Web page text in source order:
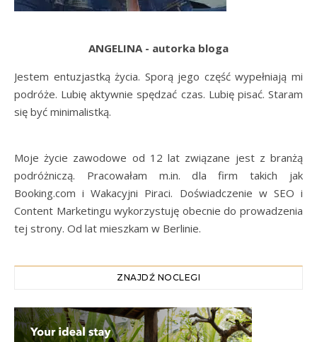
ANGELINA - autorka bloga
Jestem entuzjastką życia. Sporą jego część wypełniają mi
podróże. Lubię aktywnie spędzać czas. Lubię pisać. Staram
się być minimalistką.
Moje życie zawodowe od 12 lat związane jest z branżą
podróżniczą. Pracowałam m.in. dla firm takich jak
Booking.com i Wakacyjni Piraci. Doświadczenie w SEO i
Content Marketingu wykorzystuję obecnie do prowadzenia
tej strony. Od lat mieszkam w Berlinie.
ZNAJDŹ NOCLEGI